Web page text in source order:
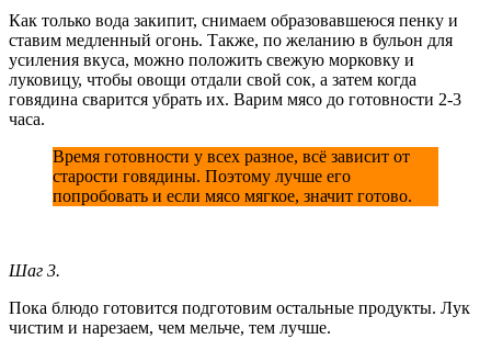
Как только вода закипит, снимаем образовавшеюся пенку и
ставим медленный огонь. Также, по желанию в бульон для
усиления вкуса, можно положить свежую морковку и
луковицу, чтобы овощи отдали свой сок, а затем когда
говядина сварится убрать их. Варим мясо до готовности 2-3
часа.
Время готовности у всех разное, всё зависит от
старости говядины. Поэтому лучше его
попробовать и если мясо мягкое, значит готово.
Шаг 3.
Пока блюдо готовится подготовим остальные продукты. Лук
чистим и нарезаем, чем мельче, тем лучше.